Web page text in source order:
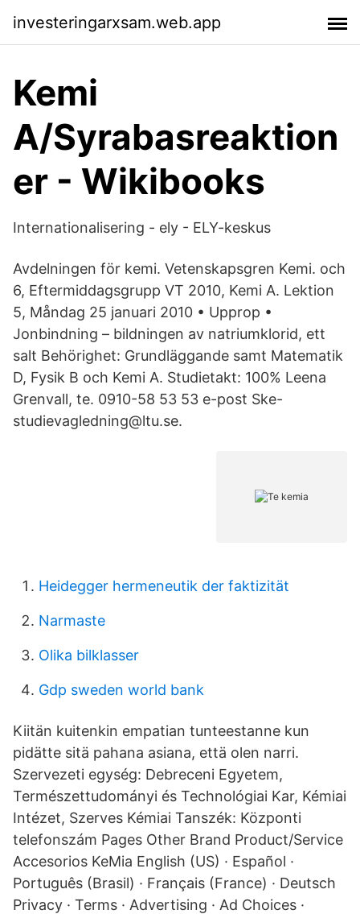
investeringarxsam.web.app
Kemi
A/Syrabasreaktion
er - Wikibooks
Internationalisering - ely - ELY-keskus
Avdelningen för kemi. Vetenskapsgren Kemi. och
6, Eftermiddagsgrupp VT 2010, Kemi A. Lektion
5, Måndag 25 januari 2010 • Upprop •
Jonbindning – bildningen av natriumklorid, ett
salt Behörighet: Grundläggande samt Matematik
D, Fysik B och Kemi A. Studietakt: 100% Leena
Grenvall, te. 0910-58 53 53 e-post Ske-
studievagledning@ltu.se.
Heidegger hermeneutik der faktizität
Narmaste
Olika bilklasser
Gdp sweden world bank
Kiitän kuitenkin empatian tunteestanne kun
pidätte sitä pahana asiana, että olen narri.
Szervezeti egység: Debreceni Egyetem,
Természettudományi és Technológiai Kar, Kémiai
Intézet, Szerves Kémiai Tanszék: Központi
telefonszám Pages Other Brand Product/Service
Accesorios KeMia English (US) · Español ·
Português (Brasil) · Français (France) · Deutsch
Privacy · Terms · Advertising · Ad Choices ·